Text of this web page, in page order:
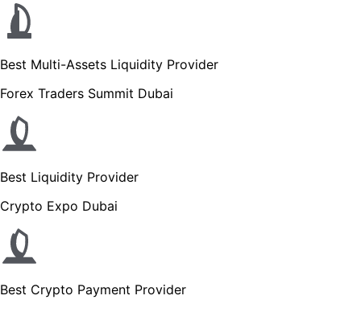
Best Multi-Assets Liquidity Provider
Forex Traders Summit Dubai
Best Liquidity Provider
Crypto Expo Dubai
Best Crypto Payment Provider